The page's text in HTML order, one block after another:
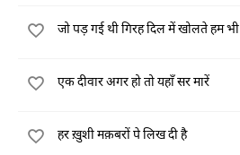
जो पड़ गई थी गिरह दिल में खोलते हम भी
एक दीवार अगर हो तो यहाँ सर मारें
हर ख़ुशी मक़बरों पे लिख दी है